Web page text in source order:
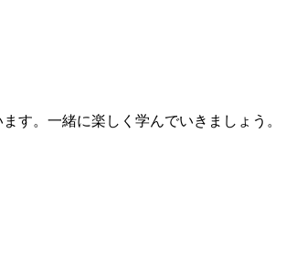
す。一緒に楽しく学んでいきましょう。